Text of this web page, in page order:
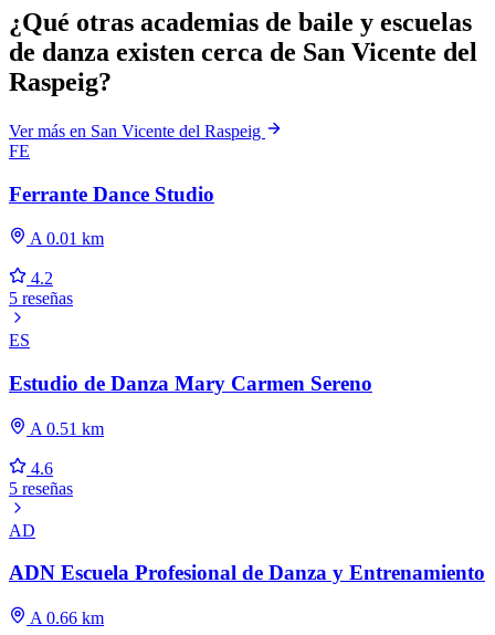
¿Qué otras academias de baile y escuelas
de danza existen cerca de San Vicente del
Raspeig?
Ver más en San Vicente del Raspeig
FE
Ferrante Dance Studio
A 0.01 km
4.2
5 reseñas
ES
Estudio de Danza Mary Carmen Sereno
A 0.51 km
4.6
5 reseñas
AD
ADN Escuela Profesional de Danza y Entrenamiento
A 0.66 km